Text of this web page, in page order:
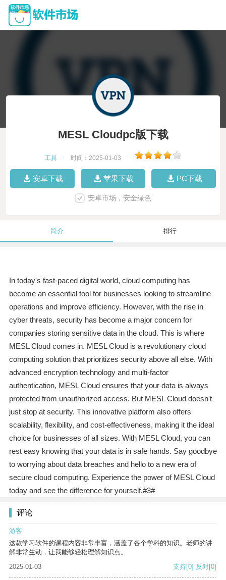
MESL Cloudpc版下载
工具 时间：2025-01-03
安卓下载 苹果下载 PC下载
安卓市场，安全绿色
简介 排行
In today's fast-paced digital world, cloud computing has
become an essential tool for businesses looking to streamline
operations and improve efficiency. However, with the rise in
cyber threats, security has become a major concern for
companies storing sensitive data in the cloud. This is where
MESL Cloud comes in. MESL Cloud is a revolutionary cloud
computing solution that prioritizes security above all else. With
advanced encryption technology and multi-factor
authentication, MESL Cloud ensures that your data is always
protected from unauthorized access. But MESL Cloud doesn't
just stop at security. This innovative platform also offers
scalability, flexibility, and cost-effectiveness, making it the ideal
choice for businesses of all sizes. With MESL Cloud, you can
rest easy knowing that your data is in safe hands. Say goodbye
to worrying about data breaches and hello to a new era of
secure cloud computing. Experience the power of MESL Cloud
today and see the difference for yourself.#3#
评论
游客
这款学习软件的课程内容非常丰富，涵盖了各个学科的知识。老师的讲
解非常生动，让我能够轻松理解知识点。
2025-01-03
支持[0] 反对[0]